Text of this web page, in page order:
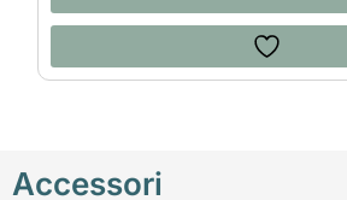
Accessori